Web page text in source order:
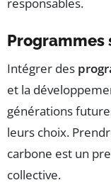
responsables.
Programmes
Intégrer des
et la
générations
leurs choix.
carbone est un
collective.